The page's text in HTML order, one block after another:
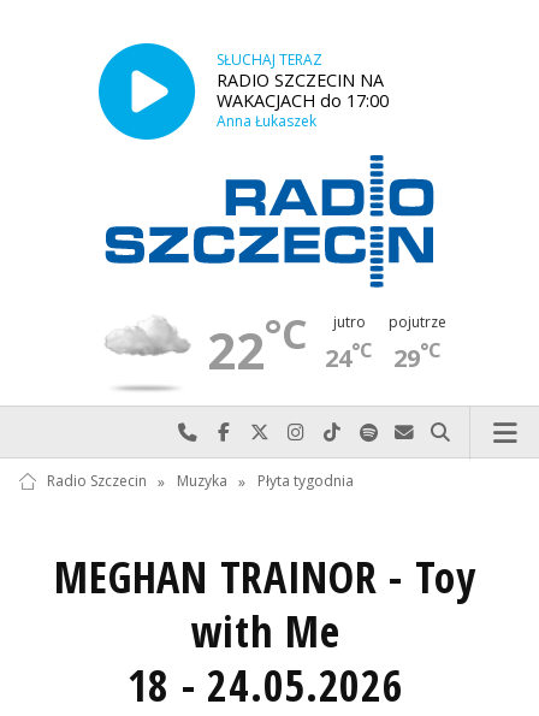
SŁUCHAJ TERAZ
RADIO SZCZECIN NA
WAKACJACH do 17:00
Anna Łukaszek
22°C jutro
24°C
pojutrze
29°C
Najlepiej po prostu do nas zadzwoń
Odwiedź nas na Facebook-u
Odwiedź nas na X
Odwiedź nas na Instagram-ie
Odwiedź nas na TikTok-u
Szukaj nas na Spotify
Wyślij do nas
Szukaj
Radio Szczecin » Muzyka » Płyta tygodnia
MEGHAN TRAINOR - Toy
with Me
18 - 24.05.2026